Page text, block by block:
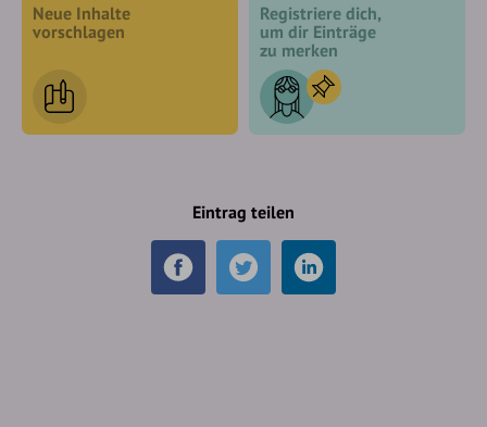
Neue Inhalte
vorschlagen
Registriere dich,
um dir Einträge
zu merken
Eintrag teilen